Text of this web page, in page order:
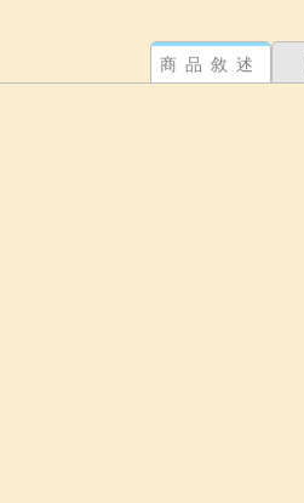
商品敘述